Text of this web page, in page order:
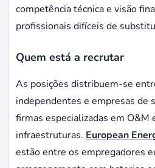
competência técnica e visão
profissionais difíceis de
Quem está a recrutar
As posições distribuem-se
independentes e empresas de
firmas especializadas em O&M
infraestruturas. European
estão entre os empregadores